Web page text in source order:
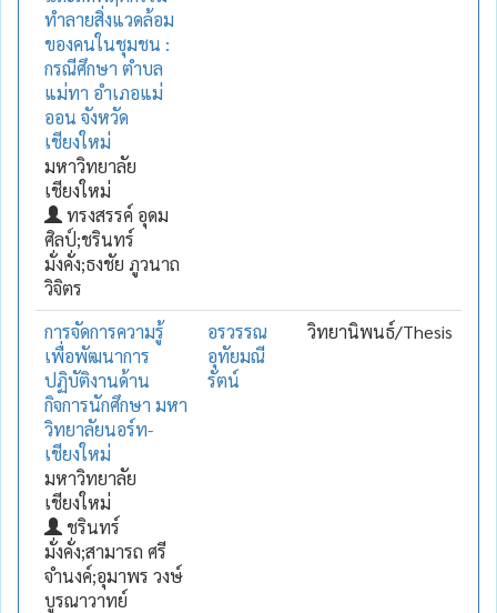
ทำลายสิ่งแวดล้อม
ของคนในชุมชน :
กรณีศึกษา ตำบล
แม่ทา อำเภอแม่
ออน จังหวัด
เชียงใหม่
มหาวิทยาลัย
เชียงใหม่
ทรงสรรค์ อุดม
ศิลป์;ชรินทร์
มั่งคั่ง;ธงชัย ภูวนาถ
วิจิตร
การจัดการความรู้
เพื่อพัฒนาการ
ปฏิบัติงานด้าน
กิจการนักศึกษา มหา
วิทยาลัยนอร์ท-
เชียงใหม่
มหาวิทยาลัย
เชียงใหม่
ชรินทร์
มั่งคั่ง;สามารถ ศรี
จำนงค์;อุมาพร วงษ์
บูรณาวาทย์
อรวรรณ
อุทัยมณี
รัตน์
วิทยานิพนธ์/Thesis